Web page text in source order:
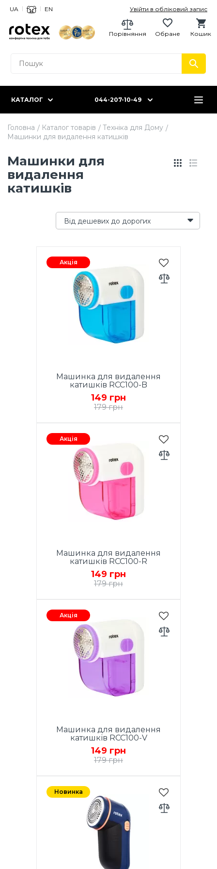
UA EN Увійти в обліковий запис
Кошик
Обране
Порівняння
КАТАЛОГ 044-207-10-49
Головна Каталог товарів
Техніка для Дому
Машинки для видалення катишків
Машинки для
видалення
катишків
Від дешевих до дорогих
Акція
Машинка для видалення
катишків RCC100-B
149 грн
179 грн
катишків, Живлення: 2
батарейки типу АА (у комплект
не входять), швидкість
обертання леза: до 8800 об/
хв, Включник ON/OFF, Широкі
гострі леза, Сталева сітка,
Колір: Синій.
Акція
Машинка для видалення
катишків RCC100-R
149 грн
179 грн
катишків, Живлення: 2
батарейки типу АА (у комплект
не входять), швидкість
обертання леза: до 8800 об/
хв, Включник ON/OFF, Широкі
гострі леза, Сталева сітка,
Колір: Червоний.
Акція
Машинка для видалення
катишків RCC100-V
149 грн
179 грн
катишків, Живлення: 2
батарейки типу АА (у комплект
не входять), швидкість
обертання леза: до 8800 об/
хв, Включник ON/OFF, Широкі
гострі леза, Сталева сітка,
Колір: Фіолетовий.
Новинка